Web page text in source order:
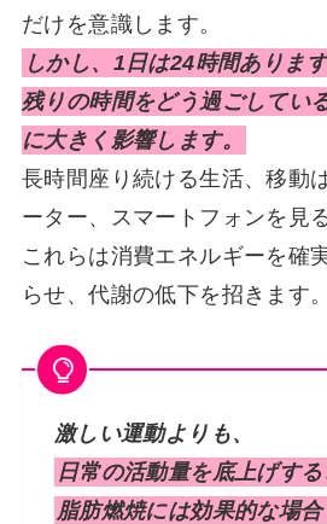
だけを意識します。
しかし、1日は24時間あります
残りの時間をどう過ごしてい
に大きく影響します。
長時間座り続ける生活、移動
ーター、スマートフォンを見
これらは消費エネルギーを確
らせ、代謝の低下を招きます。
激しい運動よりも、
日常の活動量を底上げする
脂肪燃焼には効果的な場合